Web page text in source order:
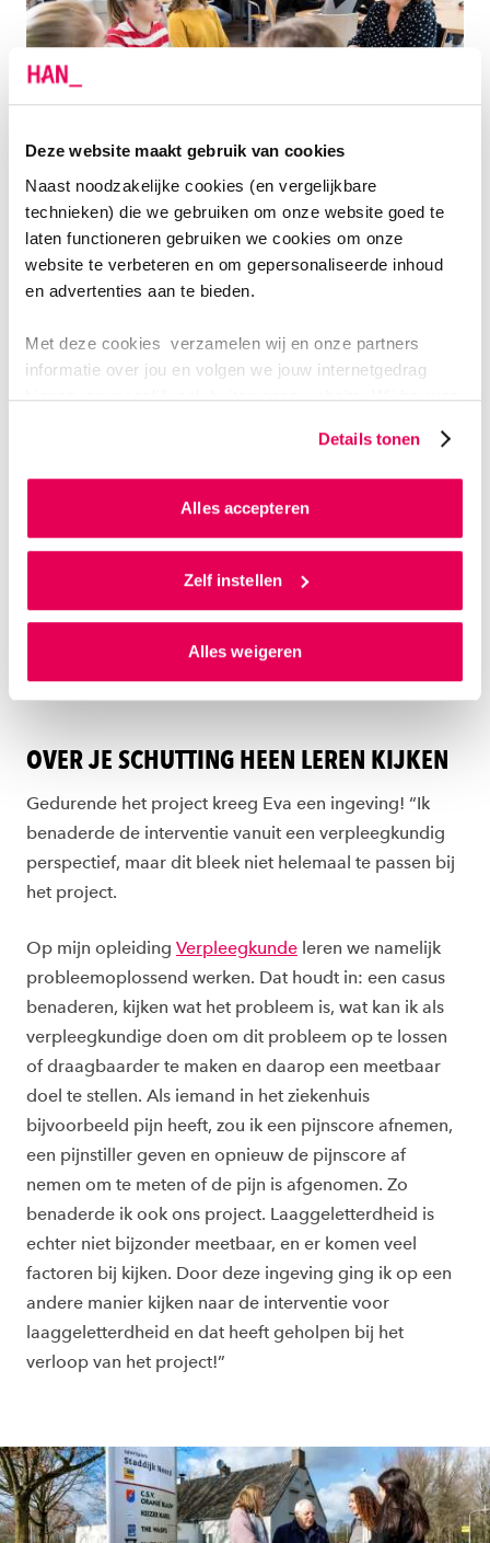
Deze website maakt gebruik van cookies
Naast noodzakelijke cookies (en vergelijkbare
technieken) die we gebruiken om onze website goed te
laten functioneren gebruiken we cookies om onze
website te verbeteren en om gepersonaliseerde inhoud
en advertenties aan te bieden.
Met deze cookies verzamelen wij en onze partners
informatie over jou en volgen we jouw internetgedrag
binnen, en mogelijk ook buiten onze website. Wij bouwen
website en communicatie aan op jouw voorkeuren. Ook
kunnen we zo gerichte advertenties laten zien op basis
van jouw internetgedrag.
Als je op ‘Alles accepteren’ klikt dan geef je ons
toestemming om cookies voor social media en
gepersonaliseerde advertenties te plaatsen. Lees
cookiestatement. Via ‘Zelf instellen’ kun je ook zelf
instellen welke cookies we plaatsen. Je kunt je
Details tonen
Alles accepteren
Zelf instellen
Alles weigeren
(foto is van voor de coronatijd)
Tijdens het project hebben we verschillende
interventies kunnen toetsen bij de NT2-jongeren om te
laaggeletterdheid. Wij hebben een taalprogramma
een warming-up (kennismakingsspel of spel met
rollenspel;
OVER JE SCHUTTING HEEN LEREN KIJKEN
Gedurende het project kreeg Eva een ingeving! “Ik
benaderde de interventie vanuit een verpleegkundig
perspectief, maar dit bleek niet helemaal te passen bij
het project.
Op mijn opleiding Verpleegkunde leren we namelijk
probleemoplossend werken. Dat houdt in: een casus
benaderen, kijken wat het probleem is, wat kan ik als
verpleegkundige doen om dit probleem op te lossen
of draagbaarder te maken en daarop een meetbaar
doel te stellen. Als iemand in het ziekenhuis
bijvoorbeeld pijn heeft, zou ik een pijnscore afnemen,
een pijnstiller geven en opnieuw de pijnscore af
nemen om te meten of de pijn is afgenomen. Zo
benaderde ik ook ons project. Laaggeletterdheid is
echter niet bijzonder meetbaar, en er komen veel
factoren bij kijken. Door deze ingeving ging ik op een
andere manier kijken naar de interventie voor
laaggeletterdheid en dat heeft geholpen bij het
verloop van het project!”